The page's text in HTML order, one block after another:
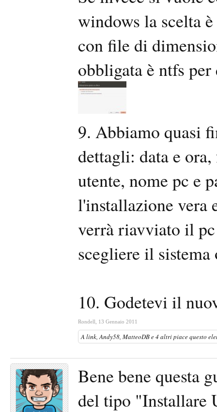
windows la scelta
con file di
obbligata è ntfs
9. Abbiamo quasi
dettagli: data e
utente, nome pc e
l'installazione vera
verrà riavviato il
scegliere il
10. Godetevi il
Rondell 13 Gennaio 2011
A link,Andy58, MatteoDBe4 altripiace questo
Bene bene questa
del tipo "Installare